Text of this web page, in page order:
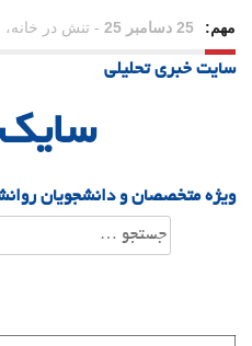
مهم: 23 دسامبر 25 - چرا اراده
21 دسامبر 25
سایت خبری تحلیلی
سایک
ویژه متخصصان و دانشجویان
جستجو
برای: